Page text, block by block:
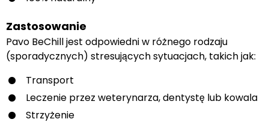
Zastosowanie
Pavo BeChill jest odpowiedni w różnego rodzaju
(sporadycznych) stresujących sytuacjach, takich jak:
Transport
Leczenie przez weterynarza, dentystę lub kowala
Strzyżenie